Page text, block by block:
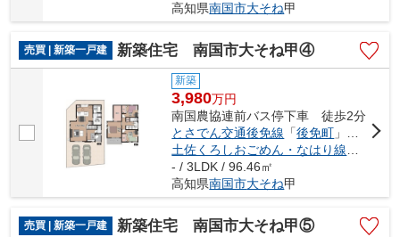
高知県南国市大そね甲
売買 | 新築一戸建 新築住宅 南国市大そね甲④
新築
3,980万円
南国農協連前バス停下車 徒歩2分
とさでん交通後免線 「後免町 」駅 徒歩13分
- / 3LDK / 96.46㎡
高知県南国市大そね甲
売買 | 新築一戸建 新築住宅 南国市大そね甲⑤